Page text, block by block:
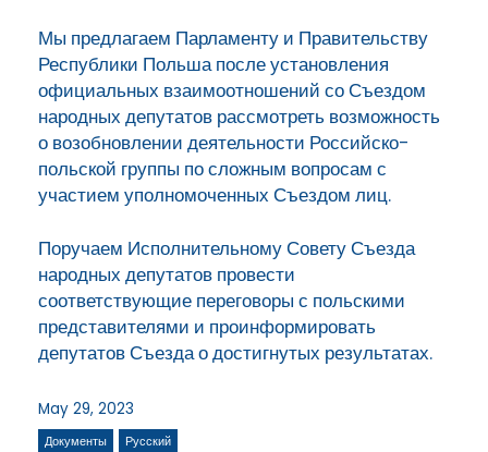
Мы предлагаем Парламенту и Правительству
Республики Польша после установления
официальных взаимоотношений со Съездом
народных депутатов рассмотреть возможность
о возобновлении деятельности Российско-
польской группы по сложным вопросам с
участием уполномоченных Съездом лиц.
Поручаем Исполнительному Совету Съезда
народных депутатов провести
соответствующие переговоры с польскими
представителями и проинформировать
депутатов Съезда о достигнутых результатах.
May 29, 2023
Документы Русский